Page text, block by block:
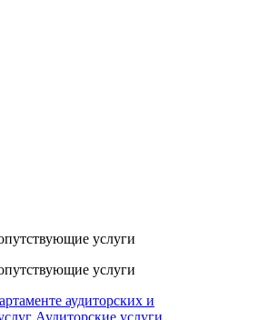
услуги
услуги
аудиторских и
Аудиторские услуги